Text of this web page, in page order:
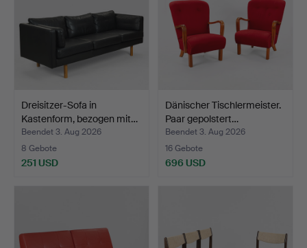
Dreisitzer-Sofa in
Kastenform, bezogen mit…
Beendet 3. Aug 2026
8 Gebote
251 USD
Dänischer Tischlermeister.
Paar gepolstert…
Beendet 3. Aug 2026
16 Gebote
696 USD